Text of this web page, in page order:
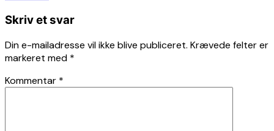
Skriv et svar
Din e-mailadresse vil ikke blive publiceret. Krævede felter er
markeret med *
Kommentar *